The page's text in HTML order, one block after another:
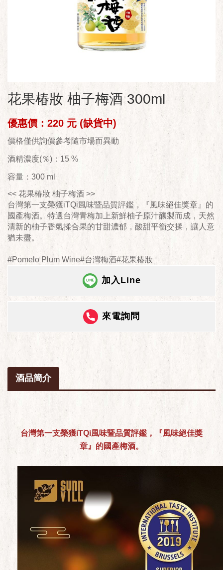
花果椿妝 柚子梅酒 300ml
優惠價：220 元 (缺貨中)
價格僅供詢價參考隨市場而異動
酒精濃度(％)：15 %
容量：300 ml
<< 花果椿妝 柚子梅酒 >>
台灣第一支榮獲iTQi風味暨品質評鑑，『風味絕佳獎章』的
國產梅酒。特選台灣青梅加上新鮮柚子原汁釀製而成，天然
清新的柚子香氣揉合果的甘甜濃郁，酸甜平衡交揉，讓人意
猶未盡。
#Pomelo Plum Wine#台灣梅酒#花果椿妝
加入Line
來電詢問
酒品簡介
台灣第一支榮獲iTQi風味暨品質評鑑，『風味絕佳獎
章』的國產梅酒。